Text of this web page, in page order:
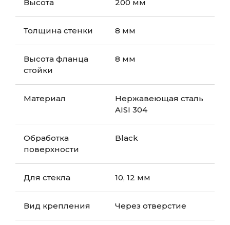
Высота 200 мм
Толщина стенки 8 мм
Высота фланца
стойки
8 мм
Материал
Нержавеющая сталь
AISI 304
Обработка
поверхности
Black
Для стекла 10, 12 мм
Вид крепления Через отверстие